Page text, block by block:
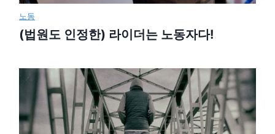
노동
(법원도 인정한) 라이더는 노동자다!